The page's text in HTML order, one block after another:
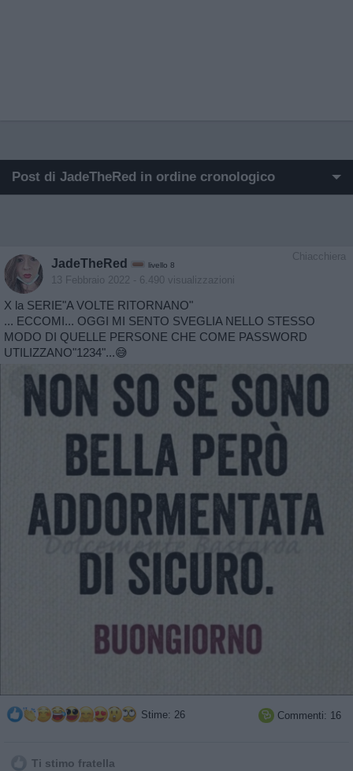
Post di JadeTheRed in ordine cronologico
Post in cui hanno evocato JadeTheRed
Post commentati da JadeTheRed
Primi post di JadeTheRed
Chiacchiera
JadeTheRed livello 8
13 Febbraio 2022 - 6.490 visualizzazioni
X la SERIE"A VOLTE RITORNANO"
... ECCOMI... OGGI MI SENTO SVEGLIA NELLO STESSO
MODO DI QUELLE PERSONE CHE COME PASSWORD
UTILIZZANO"1234"...😅
Stime: 26  Commenti: 16
Ti stimo fratella